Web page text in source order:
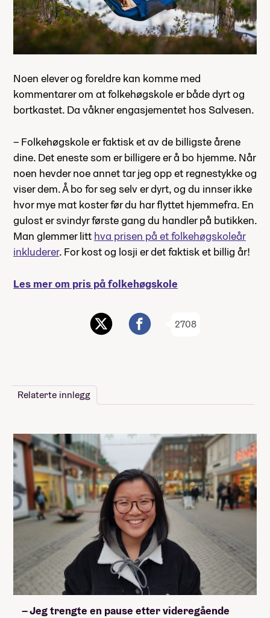
Noen elever og foreldre kan komme med
kommentarer om at folkehøgskole er både dyrt og
bortkastet. Da våkner engasjementet hos Salvesen.
– Folkehøgskole er faktisk et av de billigste årene
dine. Det eneste som er billigere er å bo hjemme. Når
noen hevder noe annet tar jeg opp et regnestykke og
viser dem. Å bo for seg selv er dyrt, og du innser ikke
hvor mye mat koster før du har flyttet hjemmefra. En
gulost er svindyr første gang du handler på butikken.
Man glemmer litt hva prisen på et folkehøgskoleår
inkluderer. For kost og losji er det faktisk et billig år!
Les mer om pris på folkehøgskole
2708
Relaterte innlegg
– Jeg trengte en pause etter videregående